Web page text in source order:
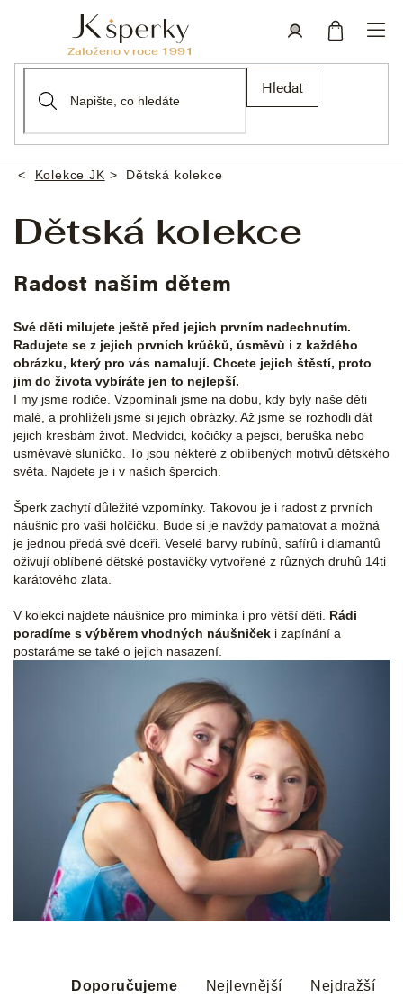
Hledat
Domů
Kolekce JK Dětská kolekce
Dětská kolekce
Radost našim dětem
Své děti milujete ještě před jejich prvním nadechnutím.
Radujete se z jejich prvních krůčků, úsměvů i z každého
obrázku, který pro vás namalují. Chcete jejich štěstí, proto
jim do života vybíráte jen to nejlepší.
I my jsme rodiče. Vzpomínali jsme na dobu, kdy byly naše děti
malé, a prohlíželi jsme si jejich obrázky. Až jsme se rozhodli dát
jejich kresbám život. Medvídci, kočičky a pejsci, beruška nebo
usměvavé sluníčko. To jsou některé z oblíbených motivů dětského
světa. Najdete je i v našich špercích.
Šperk zachytí důležité vzpomínky. Takovou je i radost z prvních
náušnic pro vaši holčičku. Bude si je navždy pamatovat a možná
je jednou předá své dceři. Veselé barvy rubínů, safírů i diamantů
oživují oblíbené dětské postavičky vytvořené z různých druhů 14ti
karátového zlata.
V kolekci najdete náušnice pro miminka i pro větší děti. Rádi
poradíme s výběrem vhodných náušniček i zapínání a
postaráme se také o jejich nasazení.
Doporučujeme Nejlevnější Nejdražší